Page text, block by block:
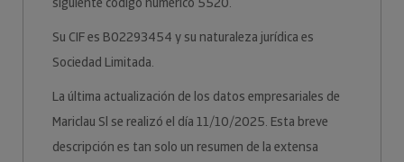
Su CIF es B02293454 y su naturaleza jurídica es
Sociedad Limitada.
La última actualización de los datos empresariales de
Mariclau Sl se realizó el día 11/10/2025. Esta breve
descripción es tan solo un resumen de la extensa